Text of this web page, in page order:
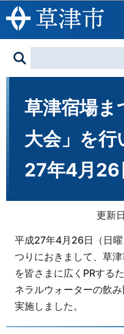
このペー
草津宿場ま
大会」を
27年4月26
更新
平成27年4月26日（日
つりにおきまして、草
を皆さまに広くPRする
ネラルウォーターの飲
実施しました。